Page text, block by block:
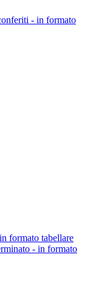
- in formato
formato tabellare
- in formato